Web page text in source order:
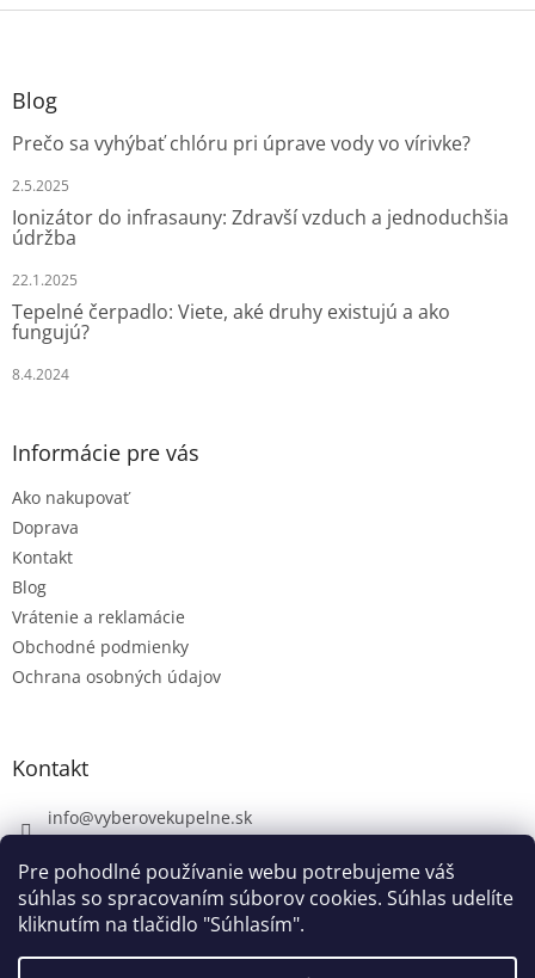
Pre pohodlné používanie webu potrebujeme váš
súhlas so spracovaním súborov cookies. Súhlas udelíte
kliknutím na tlačidlo "Súhlasím".
Z
Blog
Prečo sa vyhýbať chlóru pri úprave vody vo vírivke?
2.5.2025
Ionizátor do infrasauny: Zdravší vzduch a jednoduchšia
údržba
22.1.2025
Tepelné čerpadlo: Viete, aké druhy existujú a ako
fungujú?
8.4.2024
Informácie pre vás
Ako nakupovať
Doprava
Kontakt
Blog
Vrátenie a reklamácie
Obchodné podmienky
Ochrana osobných údajov
Kontakt
info@vyberovekupelne.sk
https://www.facebook.com/vyberovekoupelny/